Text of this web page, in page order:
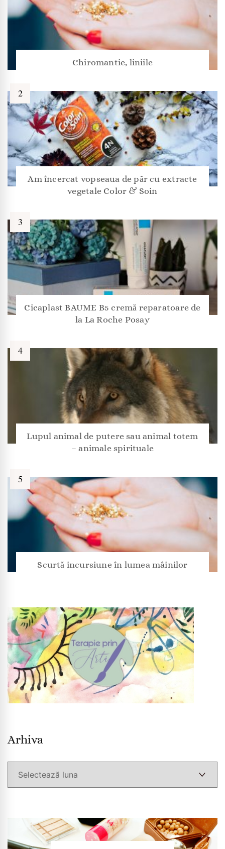
Chiromantie, liniile
Am încercat vopseaua de păr cu extracte
vegetale Color & Soin
Cicaplast BAUME B5 cremă reparatoare de
la La Roche Posay
Lupul animal de putere sau animal totem
– animale spirituale
Scurtă incursiune în lumea mâinilor
Arhiva